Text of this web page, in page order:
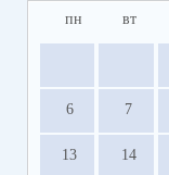
пн вт
6 7
13 14